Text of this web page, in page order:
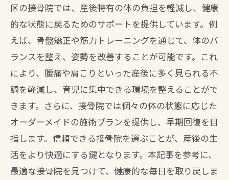
区の接骨院では、産後特有の体の負担を軽減し、健康
的な状態に戻るためのサポートを提供しています。例
えば、骨盤矯正や筋力トレーニングを通じて、体のバ
ランスを整え、姿勢を改善することが可能です。これ
により、腰痛や肩こりといった産後に多く見られる不
調を軽減し、育児に集中できる環境を整えることがで
きます。さらに、接骨院では個々の体の状態に応じた
オーダーメイドの施術プランを提供し、早期回復を目
指します。信頼できる接骨院を選ぶことが、産後の生
活をより快適にする鍵となります。本記事を参考に、
最適な接骨院を見つけて、健康的な毎日を取り戻しま